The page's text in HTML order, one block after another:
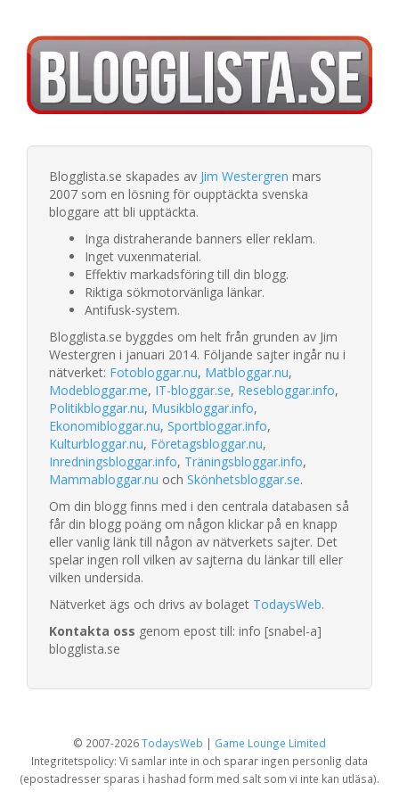
Blogglista.se skapades av Jim Westergren mars
2007 som en lösning för oupptäckta svenska
bloggare att bli upptäckta.
Inga distraherande banners eller reklam.
Inget vuxenmaterial.
Effektiv markadsföring till din blogg.
Riktiga sökmotorvänliga länkar.
Antifusk-system.
Blogglista.se byggdes om helt från grunden av Jim
Westergren i januari 2014. Följande sajter ingår nu i
nätverket: Fotobloggar.nu, Matbloggar.nu,
Modebloggar.me, IT-bloggar.se, Resebloggar.info,
Politikbloggar.nu, Musikbloggar.info,
Ekonomibloggar.nu, Sportbloggar.info,
Kulturbloggar.nu, Företagsbloggar.nu,
Inredningsbloggar.info, Träningsbloggar.info,
Mammabloggar.nu och Skönhetsbloggar.se.
Om din blogg finns med i den centrala databasen så
får din blogg poäng om någon klickar på en knapp
eller vanlig länk till någon av nätverkets sajter. Det
spelar ingen roll vilken av sajterna du länkar till eller
vilken undersida.
Nätverket ägs och drivs av bolaget TodaysWeb.
Kontakta oss genom epost till: info [snabel-a]
blogglista.se
© 2007-2026TodaysWeb | Game Lounge Limited
Integritetspolicy: Vi samlar inte in och sparar ingen personlig data
(epostadresser sparas i hashad form med salt som vi inte kan utläsa).